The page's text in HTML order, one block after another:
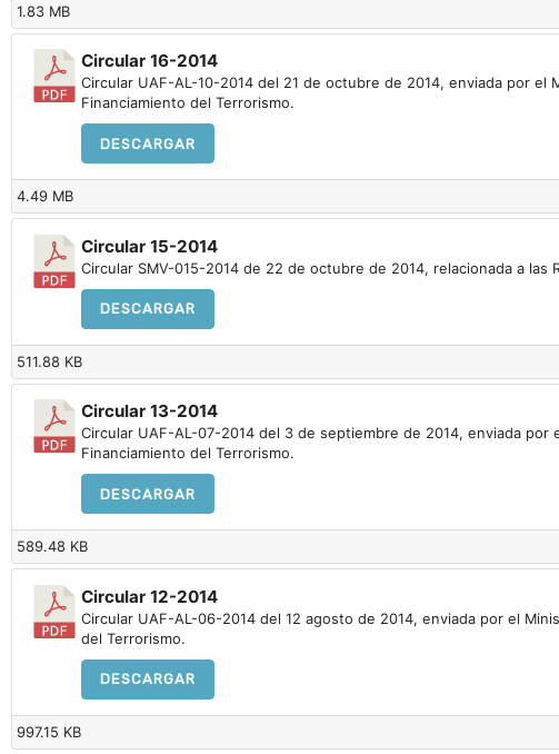
1.83 MB
Circular 16-2014
Circular UAF-AL-10-2014 del 21 de octubre de 2014, enviada por
Financiamiento del Terrorismo.
DESCARGAR
4.49 MB
Circular 15-2014
Circular SMV-015-2014 de 22 de octubre de 2014, relacionada a
DESCARGAR
511.88 KB
Circular 13-2014
Circular UAF-AL-07-2014 del 3 de septiembre de 2014, enviada
Financiamiento del Terrorismo.
DESCARGAR
589.48 KB
Circular 12-2014
Circular UAF-AL-06-2014 del 12 agosto de 2014, enviada por el
del Terrorismo.
DESCARGAR
997.15 KB